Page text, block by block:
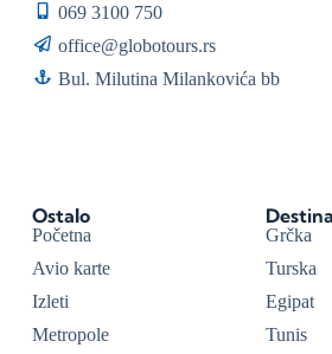
Grčka
Turska
Egipat
Tunis
Ostalo
Početna
Avio karte
Izleti
Metropole
069 3100 750
office@globotours.rs
Bul. Milutina Milankovića bb